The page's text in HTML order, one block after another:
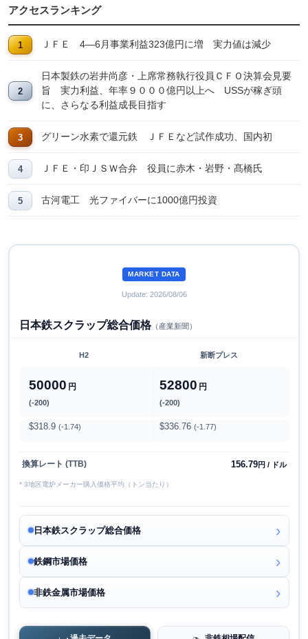
アクセスランキング
ＪＦＥ 4―6月事業利益323億円に増 実力値は減少
日本製鉄の岩井尚彦・上席常務執行役員ＣＦＯ決算会見要
旨 実力利益、年率９０００億円以上へ USSが稼ぎ頭
に、さらなる利益成長目指す
グリーン水素で還元鉄 ＪＦＥなど試作成功、国内初
ＪＦＥ・印ＪＳＷ合弁 役員に赤木・岩野・髙橋氏
古河電工 光ファイバーに1000億円投資
MARKET DATA
Update: 2026/08/06
日本鉄スクラップ総合価格（産業新聞）
H2 新断プレス
50000 円
(-200)
52800 円
(-200)
$318.9 (-1.74) $336.76 (-1.77)
換算レート (TTB) 156.79円 / ドル
* 3地区電炉メーカー購入価格平均（トン当たり）
日本鉄スクラップ総合価格
鉄鋼市場価格
非鉄金属市場価格